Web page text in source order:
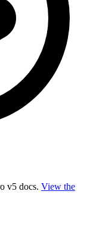
v5 docs. View the